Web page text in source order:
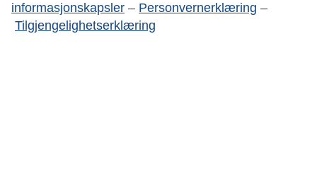
informasjonskapsler – Personvernerklæring –
Tilgjengelighetserklæring